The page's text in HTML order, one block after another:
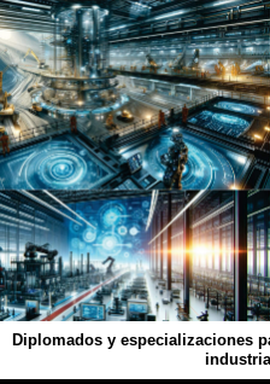
Diplomados y especializaciones